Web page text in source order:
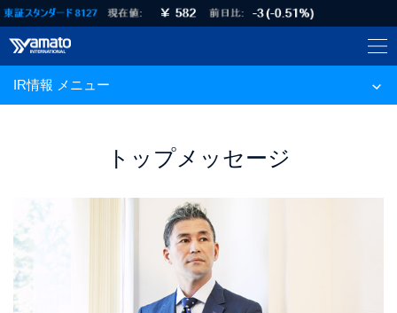
IR情報 メニュー
トップメッセージ